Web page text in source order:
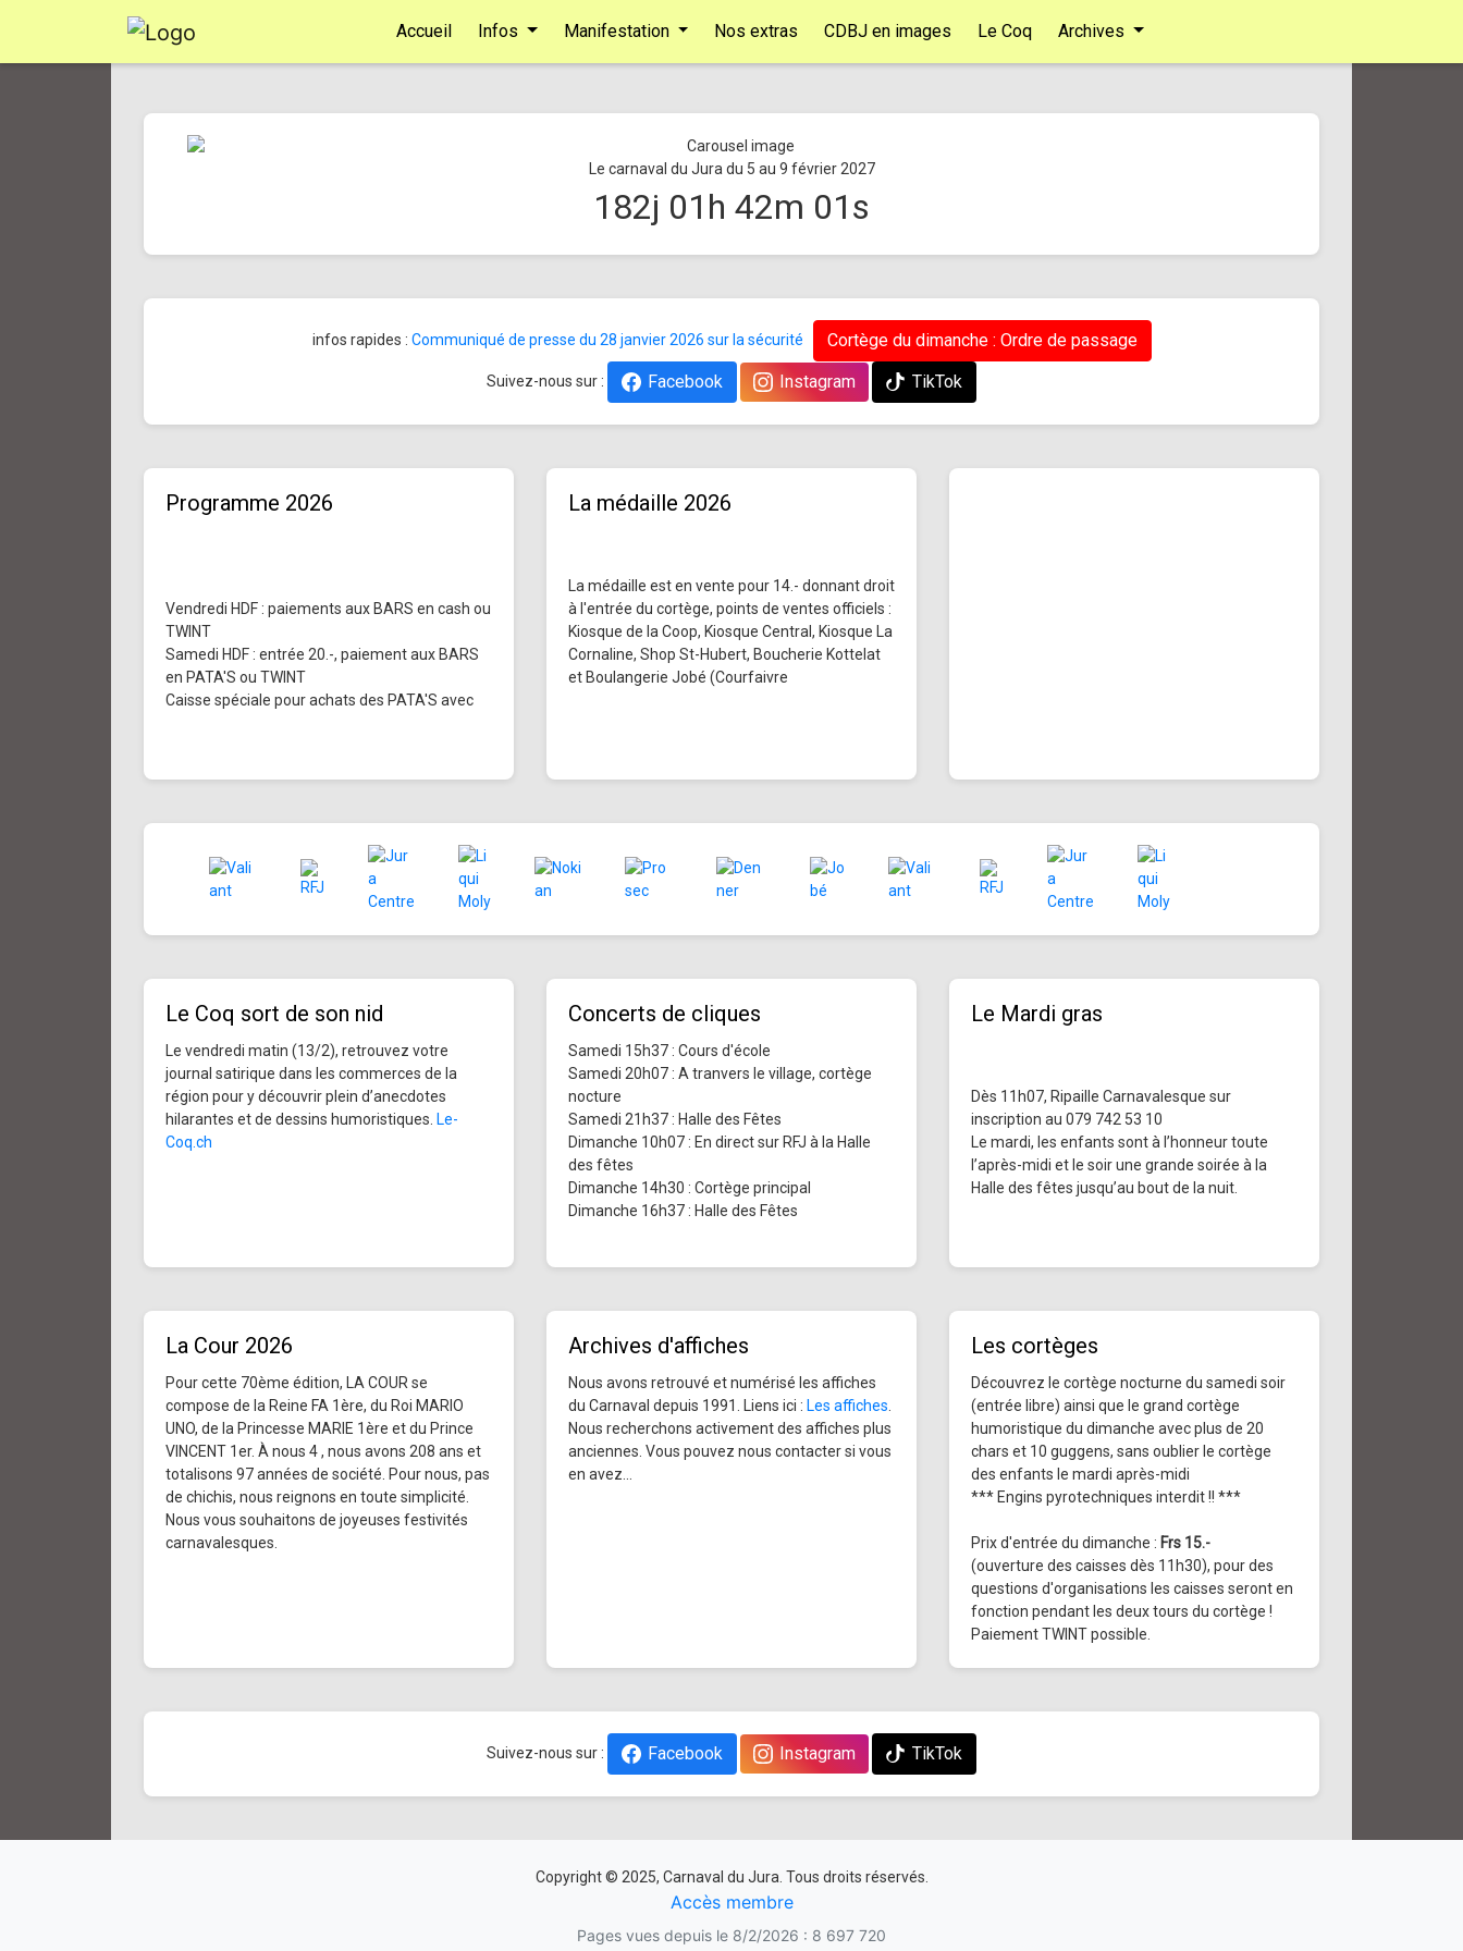
Accueil Infos Manifestation Nos extras CDBJ en images Le Coq Archives
Le carnaval du Jura du 5 au 9 février 2027
182j 01 h 42m 00s
infos rapides : Communiqué de presse du 28 janvier 2026 sur la sécurité Cortège du dimanche : Ordre de passage
Suivez-nous sur : Facebook Instagram TikTok
Programme 2026
Vendredi HDF : paiements aux BARS en cash ou
TWINT
Samedi HDF : entrée 20.-, paiement aux BARS
en PATA'S ou TWINT
Caisse spéciale pour achats des PATA'S avec
La médaille 2026
La médaille est en vente pour 14.- donnant droit
à l'entrée du cortège, points de ventes officiels :
Kiosque de la Coop, Kiosque Central, Kiosque La
Cornaline, Shop St-Hubert, Boucherie Kottelat
et Boulangerie Jobé (Courfaivre
Le Coq sort de son nid
Le vendredi matin (13/2), retrouvez votre
journal satirique dans les commerces de la
région pour y découvrir plein d’anecdotes
hilarantes et de dessins humoristiques. Le-
Coq.ch
Concerts de cliques
Samedi 15h37 : Cours d'école
Samedi 20h07 : A tranvers le village, cortège
nocture
Samedi 21h37 : Halle des Fêtes
Dimanche 10h07 : En direct sur RFJ à la Halle
des fêtes
Dimanche 14h30 : Cortège principal
Dimanche 16h37 : Halle des Fêtes
Le Mardi gras
Dès 11h07, Ripaille Carnavalesque sur
inscription au 079 742 53 10
Le mardi, les enfants sont à l’honneur toute
l’après-midi et le soir une grande soirée à la
Halle des fêtes jusqu’au bout de la nuit.
La Cour 2026
Pour cette 70ème édition, LA COUR se
compose de la Reine FA 1ère, du Roi MARIO
UNO, de la Princesse MARIE 1ère et du Prince
VINCENT 1er. À nous 4 , nous avons 208 ans et
totalisons 97 années de société. Pour nous, pas
de chichis, nous reignons en toute simplicité.
Nous vous souhaitons de joyeuses festivités
carnavalesques.
Archives d'affiches
Nous avons retrouvé et numérisé les affiches
du Carnaval depuis 1991. Liens ici : Les affiches
Nous recherchons activement des affiches plus
anciennes. Vous pouvez nous contacter si vous
en avez...
Les cortèges
Découvrez le cortège nocturne du samedi soir
(entrée libre) ainsi que le grand cortège
humoristique du dimanche avec plus de 20
chars et 10 guggens, sans oublier le cortège
des enfants le mardi après-midi
*** Engins pyrotechniques interdit !! ***
Prix d'entrée du dimanche : Frs 15.-
(ouverture des caisses dès 11h30), pour des
questions d'organisations les caisses seront en
fonction pendant les deux tours du cortège !
Paiement TWINT possible.
Suivez-nous sur : Facebook Instagram TikTok
Copyright © 2025, Carnaval du Jura. Tous droits réservés.
Accès membre
Pages vues depuis le 8/2/2026 : 8 697 720